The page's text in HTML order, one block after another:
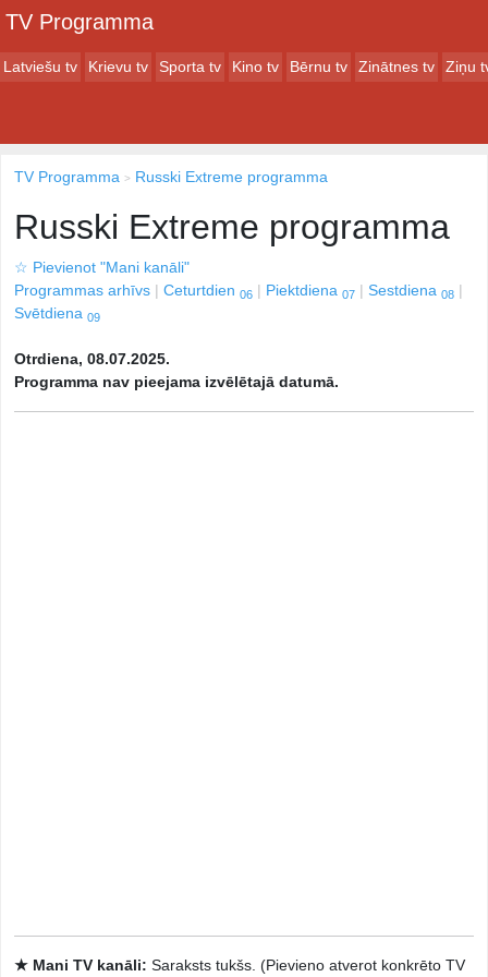
TV Programma
Latviešu tv Krievu tv Sporta tv Kino tv Bērnu tv Zinātnes tv Ziņu
TV Programma Russki Extreme programma
Russki Extreme programma
☆ Pievienot "Mani kanāli"
Programmas arhīvs
Ceturtdien 06 Piektdiena 07 Sestdiena 08
Svētdiena 09
Otrdiena, 08.07.2025.
Programma nav pieejama izvēlētajā datumā.
★ Mani TV kanāli: Saraksts tukšs. (Pievieno atverot konkrēto TV